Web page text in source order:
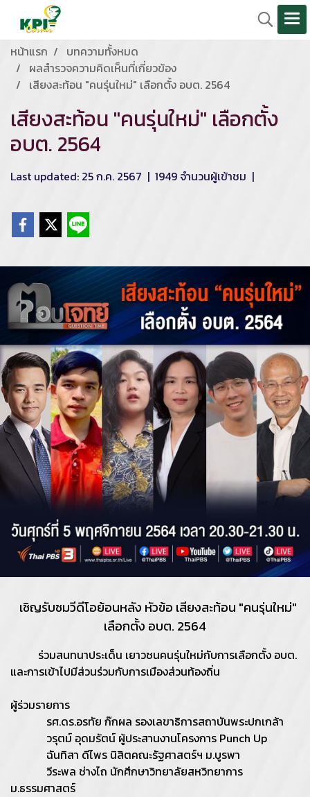
หน้าแรก
บทความทั้งหมด
ผลสำรวจความคิดเห็นที่เกี่ยวข้อง
เสียงสะท้อน "คนรุ่นใหม่" เลือกตั้ง อบต. 2564
เสียงสะท้อน "คนรุ่นใหม่" เลือกตั้ง
อบต. 2564
Last updated: 25 ก.ค. 2567 | 1949 จำนวนผู้เข้าชม |
เชิญรับชมวีดีโอย้อนหลัง หัวข้อ เสียงสะท้อน "คนรุ่นใหม่"
เลือกตั้ง อบต. 2564
ร่วมสนทนาประเด็น เยาวชนคนรุ่นใหม่กับการเลือกตั้ง อบต.
และการเข้าไปมีส่วนร่วมกับการเมืองส่วนท้องถิ่น
ผู้ร่วมรายการ
รศ.ดร.อรทัย ก๊กผล รองเลขาธิการสถาบันพระปกเกล้า
วรุตม์ อุดมรัตน์ ผู้ประสานงานโครงการ Punch Up
ฉันทิสา ดีไพร นิสิตคณะรัฐศาสตร์ฯ ม.บูรพา
วีระพล ช่างไถ นักศึกษาวิทยาลัยสหวิทยาการ
ม.ธรรมศาสตร์